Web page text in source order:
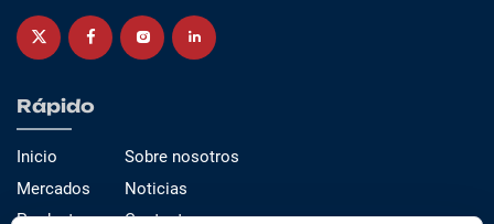
Rápido
Inicio
Mercados
Productos
Sobre nosotros
Noticias
Contacto